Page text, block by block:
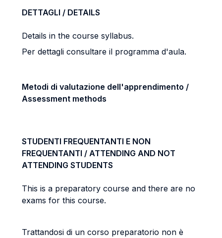
DETTAGLI / DETAILS
Details in the course syllabus.
Per dettagli consultare il programma d'aula.
Metodi di valutazione dell'apprendimento /
Assessment methods
STUDENTI FREQUENTANTI E NON
FREQUENTANTI / ATTENDING AND NOT
ATTENDING STUDENTS
This is a preparatory course and there are no
exams for this course.
Trattandosi di un corso preparatorio non è